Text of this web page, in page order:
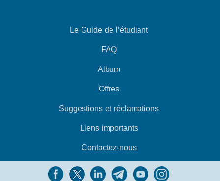
Le Guide de l’étudiant
FAQ
Album
Offres
Suggestions et réclamations
Liens importants
Contactez-nous